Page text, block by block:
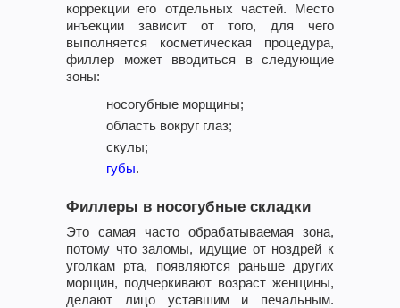
коррекции его отдельных частей. Место
инъекции зависит от того, для чего
выполняется косметическая процедура,
филлер может вводиться в следующие
зоны:
носогубные морщины;
область вокруг глаз;
скулы;
губы.
Филлеры в носогубные складки
Это самая часто обрабатываемая зона,
потому что заломы, идущие от ноздрей к
уголкам рта, появляются раньше других
морщин, подчеркивают возраст женщины,
делают лицо уставшим и печальным.